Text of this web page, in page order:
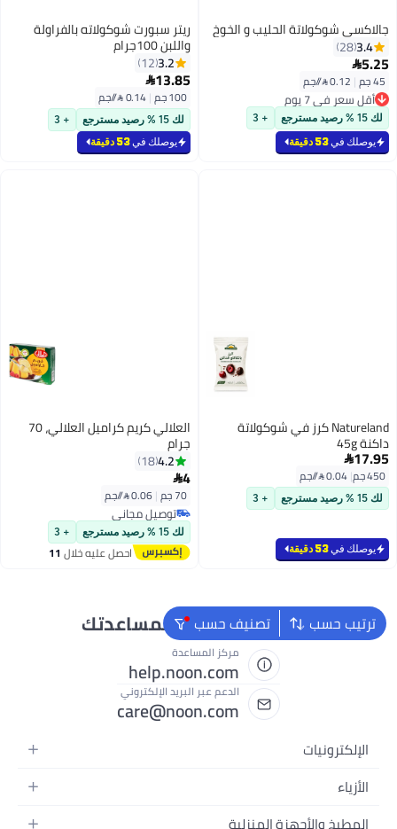
جالاكسي شوكولاتة الحليب و الخوخ
3.4
28
5.25
45 جم |
أقل سعر في 7 يوم
أقل سعر في 7 يوملك 15 % رصيد مسترجع + 3
يوصلك في53 دقيقة
ريتر سبورت شوكولاته بالفراولة
واللبن 100جرام
3.2
12
13.85
100 جم |
لك 15 % رصيد مسترجع + 3
يوصلك في53 دقيقة
Natureland كرز في شوكولاتة
داكنة 45g
17.95
450 جم |
لك 15 % رصيد مسترجع + 3
يوصلك في53 دقيقة
العلالي كريم كراميل العلالي، 70
جرام
4.2
18
4
70 جم |0.06 /⁨/جم⁩
توصيل مجاني
توصيل مجانيلك 15 % رصيد مسترجع + 3
احصل عليه خلال 11
ترتيب حسب تصنيف حسب
نحن دائماً جاهزون لمساعدتك
مركز المساعدة
help.noon.com
الدعم عبر البريد الإلكتروني
care@noon.com
الإلكترونيات
الهواتف المتحركة
الأزياء
أحذية رياضية رجالية